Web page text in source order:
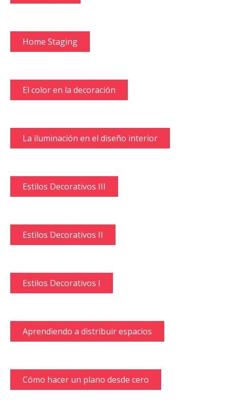
Home Staging
El color en la decoración
La iluminación en el diseño interior
Estilos Decorativos III
Estilos Decorativos II
Estilos Decorativos I
Aprendiendo a distribuir espacios
Cómo hacer un plano desde cero